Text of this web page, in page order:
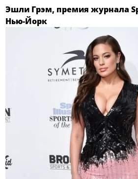
Эшли Грэм, премия журнала
Нью-Йорк